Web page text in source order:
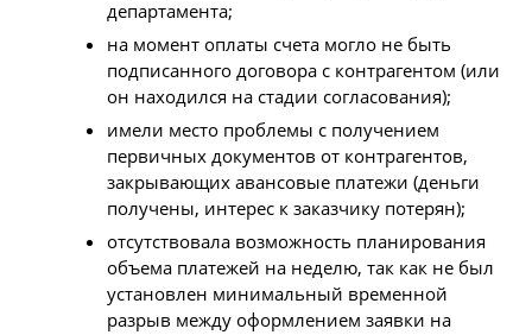
департамента;
на момент оплаты счета могло не быть
подписанного договора с контрагентом (или
он находился на стадии согласования);
имели место проблемы с получением
первичных документов от контрагентов,
закрывающих авансовые платежи (деньги
получены, интерес к заказчику потерян);
отсутствовала возможность планирования
объема платежей на неделю, так как не был
установлен минимальный временной
разрыв между оформлением заявки на